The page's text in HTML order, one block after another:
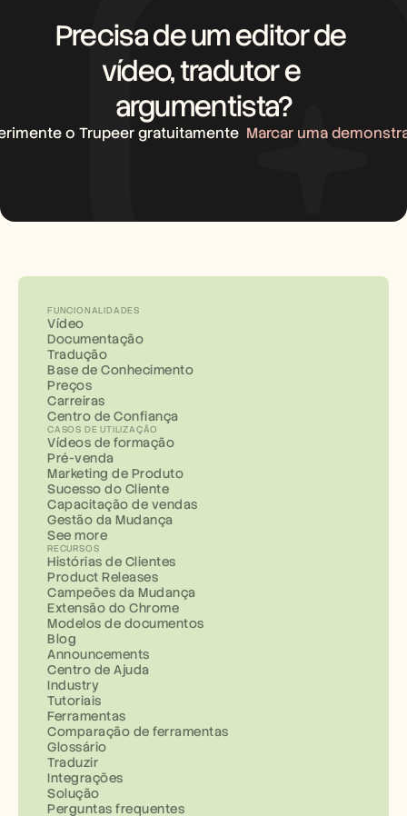
Precisa de um editor de
vídeo, tradutor e
argumentista?
o Trupeer gratuitamente Marcar uma
FUNCIONALIDADES
Vídeo
Documentação
Tradução
Base de Conhecimento
Preços
Carreiras
Centro de Confiança
CASOS DE UTILIZAÇÃO
Vídeos de formação
Pré-venda
Marketing de Produto
Sucesso do Cliente
Capacitação de vendas
Gestão da Mudança
See more
RECURSOS
Histórias de Clientes
Product Releases
Campeões da Mudança
Extensão do Chrome
Modelos de documentos
Blog
Announcements
Centro de Ajuda
Industry
Tutoriais
Ferramentas
Comparação de ferramentas
Glossário
Traduzir
Integrações
Solução
Perguntas frequentes